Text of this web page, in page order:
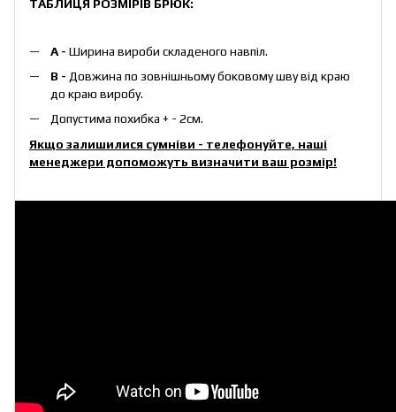
ТАБЛИЦЯ РОЗМІРІВ БРЮК:
А - Ширина вироби складеного навпіл.
B - Довжина по зовнішньому боковому шву від краю
до краю виробу.
Допустима похибка + - 2см.
Якщо залишилися сумніви - телефонуйте, наші
менеджери допоможуть визначити ваш розмір!